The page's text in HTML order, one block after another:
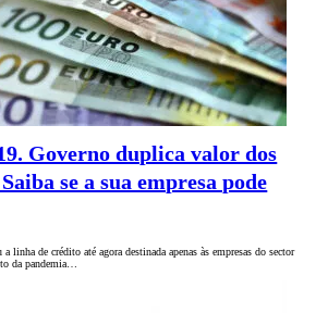
Governo duplica valor dos
se a sua empresa pode
linha de crédito até agora destinada apenas às empresas do sector
da pandemia…